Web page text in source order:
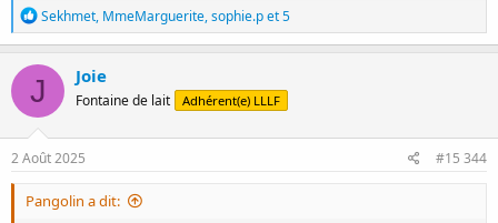
R
é
a
c
t
i
o
n
s
Sekhmet, MmeMarguerite,sophie.pet 5
J Joie
Fontaine de lait Adhérent(e) LLLF
2 Août 2025 #15 344
Pangolin a dit: